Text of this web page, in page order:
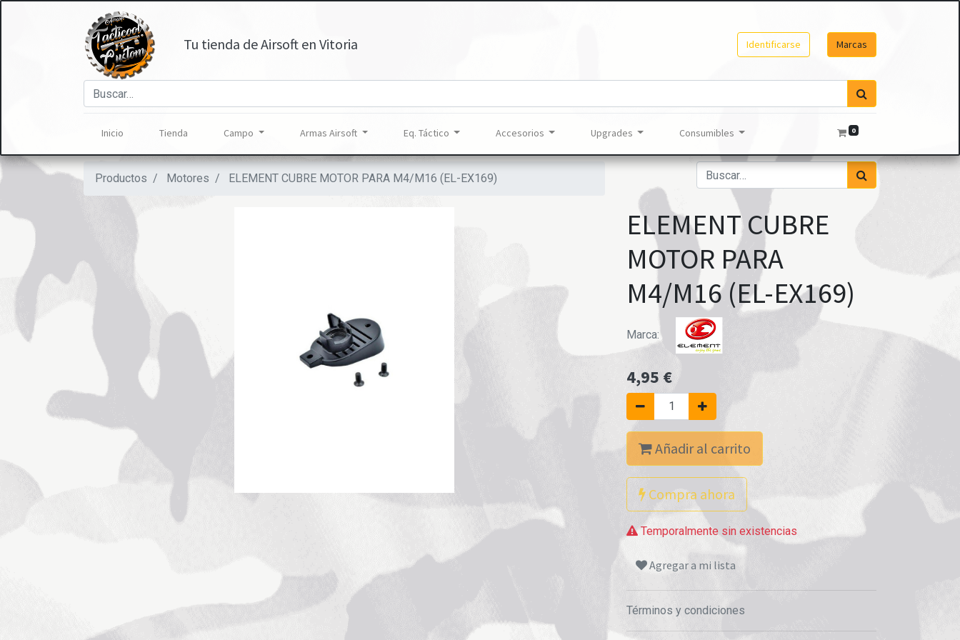
Tu tienda de Airsoft en Vitoria Identificarse Marcas
Inicio Tienda Campo Armas Airsoft Eq. Táctico Accesorios Upgrades Consumibles 0
Productos Motores ELEMENT CUBRE MOTOR PARA M4/M16 (EL-EX169)
ELEMENT CUBRE
MOTOR PARA
M4/M16 (EL-EX169)
Marca:
4,95 €
Añadir al carrito
Compra ahora
Temporalmente sin existencias
Agregar a mi lista
Términos y condiciones